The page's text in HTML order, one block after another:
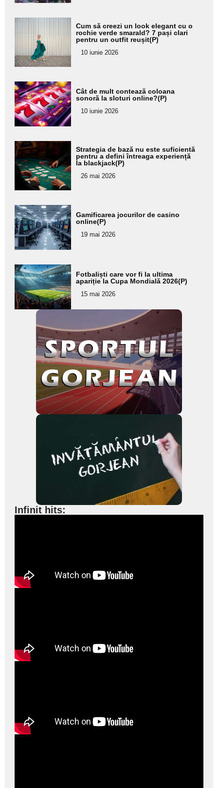
Adaugă
aici textul
pentru
subtitlu
Cum să creezi un look elegant cu o
rochie verde smarald? 7 pași clari
pentru un outfit reușit(P)
10 iunie 2026
Adaugă
aici textul
pentru
subtitlu
Cât de mult contează coloana
sonoră la sloturi online?(P)
10 iunie 2026
Adaugă
aici textul
pentru
subtitlu
Strategia de bază nu este suficientă
pentru a defini întreaga experiență
la blackjack(P)
26 mai 2026
Adaugă
aici textul
pentru
subtitlu
Gamificarea jocurilor de casino
online(P)
19 mai 2026
Adaugă
aici textul
pentru
subtitlu
Fotbaliști care vor fi la ultima
apariție la Cupa Mondială 2026(P)
15 mai 2026
Infinit hits: